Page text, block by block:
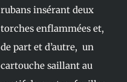
rubans insérant deux
torches enflammées et,
de part et d’autre, un
cartouche saillant au